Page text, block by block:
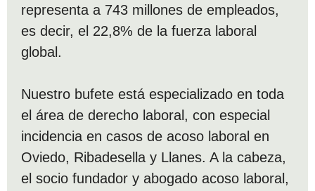
representa a 743 millones de empleados,
es decir, el 22,8% de la fuerza laboral
global.
Nuestro bufete está especializado en toda
el área de derecho laboral, con especial
incidencia en casos de acoso laboral en
Oviedo, Ribadesella y Llanes. A la cabeza,
el socio fundador y abogado acoso laboral,